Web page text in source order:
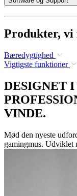
Produkter, vi
Bæredygtighed
Vigtigste funktioner
DESIGNET
VINDE.
Mød den nyeste
gamingmus. Udviklet